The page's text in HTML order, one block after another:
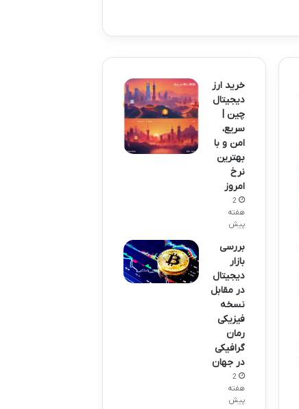
خرید ارز
دیجیتال
چین |
سریع،
امن و با
بهترین
نرخ
امروز
2
هفته
پیش
بررسی
بازار
دیجیتال
در مقابل
نسخه
فیزیکی
رمان
گرافیکی
در جهان
2
هفته
پیش